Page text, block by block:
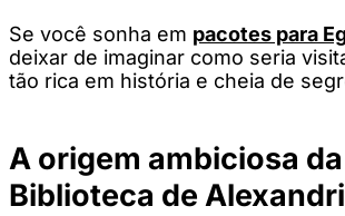
Se você sonha em pacotes para
deixar de imaginar como seria
tão rica em história e cheia de
A origem ambiciosa da
Biblioteca de